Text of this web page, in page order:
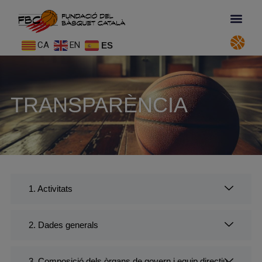
CA EN ES
TRANSPARÈNCIA
1. Activitats
2. Dades generals